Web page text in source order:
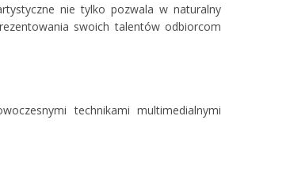
nie tylko pozwala w naturalny
swoich talentów odbiorcom
technikami multimedialnymi